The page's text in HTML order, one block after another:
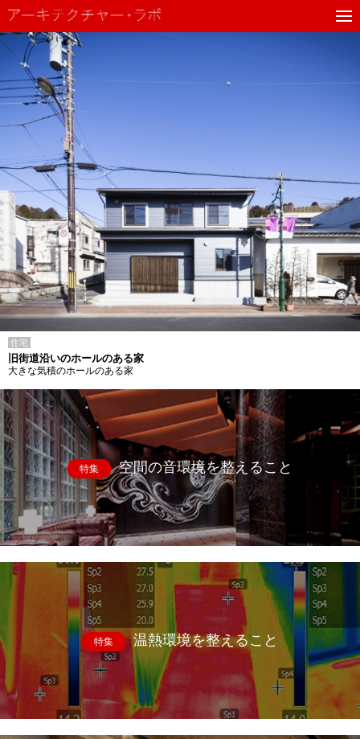
住宅
旧街道沿いのホールのある家
大きな気積のホールのある家
特集 空間の音環境を整えること
特集 温熱環境を整えること